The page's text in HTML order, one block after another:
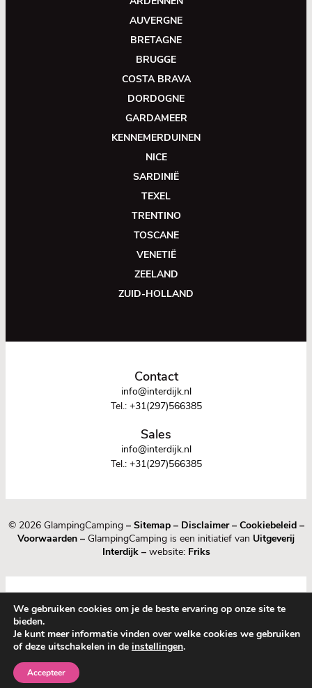
1
Nieuw
AUVERGNE
BRETAGNE
BRUGGE
COSTA BRAVA
DORDOGNE
GARDAMEER
KENNEMERDUINEN
NICE
SARDINIË
TEXEL
TRENTINO
TOSCANE
VENETIË
ZEELAND
ZUID-HOLLAND
Contact
info@interdijk.nl
Tel.: +31(297)566385
Sales
info@interdijk.nl
Tel.: +31(297)566385
© 2026 GlampingCamping – Sitemap– Disclaimer– Cookiebeleid–
Voorwaarden – GlampingCamping is een initiatief van Uitgeverij
Interdijk–website: Friks
We gebruiken cookies om je de beste ervaring op onze site te
bieden.
Je kunt meer informatie vinden over welke cookies we gebruiken
of deze uitschakelen in de instellingen.
Accepteer